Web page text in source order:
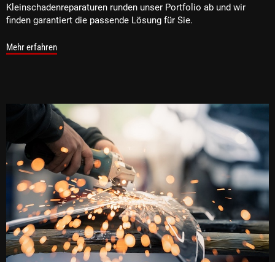
Kleinschadenreparaturen runden unser Portfolio ab und wir
finden garantiert die passende Lösung für Sie.
Mehr erfahren